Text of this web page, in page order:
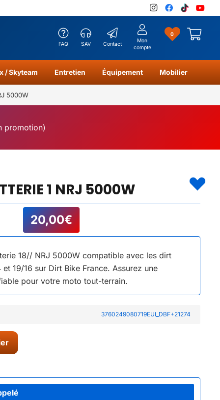
FAQ SAV Contact
Mon
compte
0
/ Skyteam Entretien Équipement Mobilier
5000W
promotion)
1 NRJ 5000W
20,00€
18// NRJ 5000W compatible avec les dirt
19/16 sur Dirt Bike France. Assurez une
pour votre moto tout-terrain.
3760249080719EUI_DBF+21274